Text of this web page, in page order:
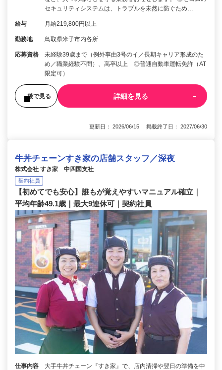
セキュリティシステムは、トラブルを未然に防ぐため…
給与 月給219,800円以上
勤務地 鳥取県米子市内各所
応募資格
未経験39歳まで（例外事由3号のイ／長期キャリア形成のた
め／職業経験不問）、高卒以上 ◎普通自動車運転免許（AT
限定可）
後で見る 詳細を見る
更新日： 2026/06/15 掲載終了日： 2027/06/30
牛丼チェーンすき家の店舗スタッフ／深夜
株式会社 すき家 中四国支社
契約社員
【初めてでも安心】誰もが覚えやすいマニュアル確立｜
平均年齢49.1歳｜最大9連休可｜契約社員
仕事内容
大手牛丼チェーン『すき家』で、店内清掃や翌日の準備を中